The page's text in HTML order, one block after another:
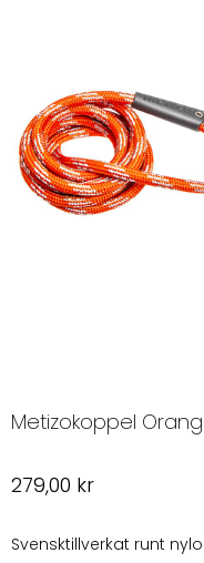
Metizokoppel
279,00 kr
Svensktillverkat runt